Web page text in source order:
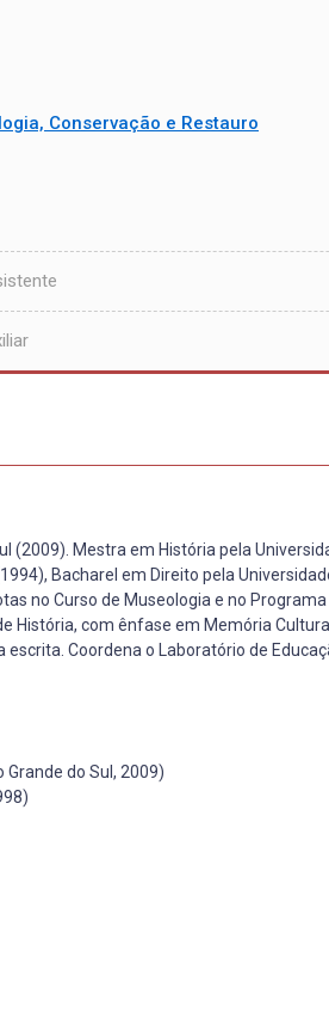
Conservação e Restauro
(2009). Mestra em História pela
Bacharel em Direito pela
no Curso de Museologia e no
História, com ênfase em Memória
Coordena o Laboratório de
do Sul, 2009)